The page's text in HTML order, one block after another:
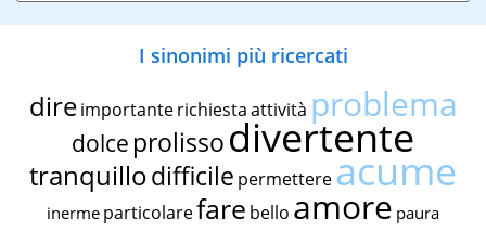
I sinonimi più ricercati
dire importante richiestaattività problema
dolce prolissodivertente
tranquillodifficile permettereacume
inerme particolarefare bello amore paura